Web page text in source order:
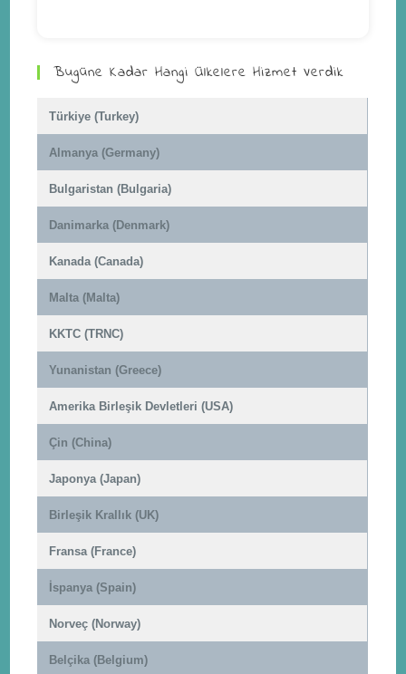
Bugüne Kadar Hangi Ülkelere Hizmet Verdik
Türkiye (Turkey)
Almanya (Germany)
Bulgaristan (Bulgaria)
Danimarka (Denmark)
Kanada (Canada)
Malta (Malta)
KKTC (TRNC)
Yunanistan (Greece)
Amerika Birleşik Devletleri (USA)
Çin (China)
Japonya (Japan)
Birleşik Krallık (UK)
Fransa (France)
İspanya (Spain)
Norveç (Norway)
Belçika (Belgium)